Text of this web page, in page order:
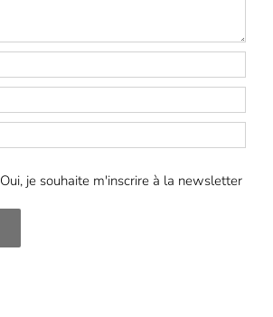
Oui, je souhaite m'inscrire à la newsletter